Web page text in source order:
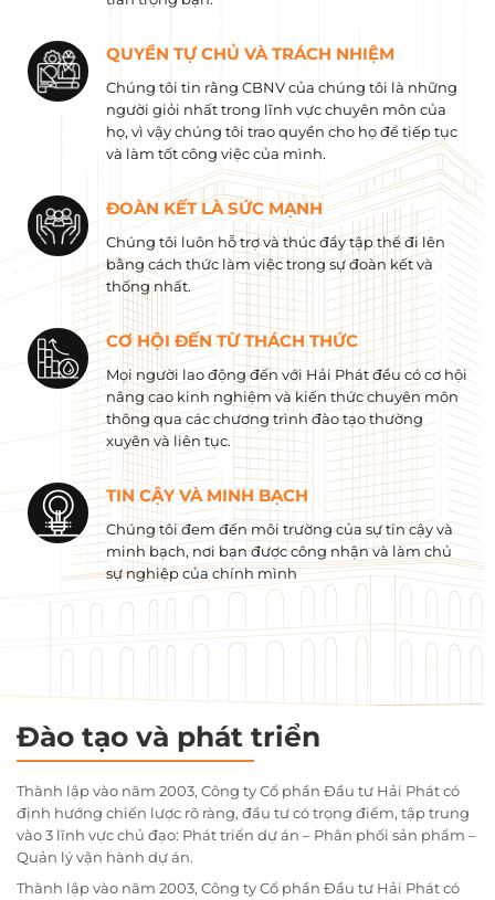
QUYỀN TỰ CHỦ VÀ TRÁCH NHIỆM
Chúng tôi tin rằng CBNV của chúng tôi là những
người giỏi nhất trong lĩnh vực chuyên môn của
họ, vì vậy chúng tôi trao quyền cho họ để tiếp tục
và làm tốt công việc của mình.
ĐOÀN KẾT LÀ SỨC MẠNH
Chúng tôi luôn hỗ trợ và thúc đẩy tập thể đi lên
bằng cách thức làm việc trong sự đoàn kết và
thống nhất.
CƠ HỘI ĐẾN TỪ THÁCH THỨC
Mọi người lao động đến với Hải Phát đều có cơ hội
nâng cao kinh nghiệm và kiến ​​thức chuyên môn
thông qua các chương trình đào tạo thường
xuyên và liên tục.
TIN CẬY VÀ MINH BẠCH
Chúng tôi đem đến môi trường của sự tin cậy và
minh bạch, nơi bạn được công nhận và làm chủ
sự nghiệp của chính mình
Đào tạo và phát triển
Thành lập vào năm 2003, Công ty Cổ phần Đầu tư Hải Phát có
định hướng chiến lược rõ ràng, đầu tư có trọng điểm, tập trung
vào 3 lĩnh vực chủ đạo: Phát triển dự án – Phân phối sản phẩm –
Quản lý vận hành dự án.
Thành lập vào năm 2003, Công ty Cổ phần Đầu tư Hải Phát có